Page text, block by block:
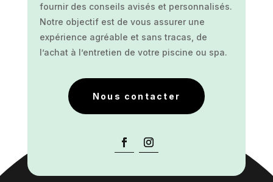
fournir des conseils avisés et personnalisés.
Notre objectif est de vous assurer une
expérience agréable et sans tracas, de
l’achat à l’entretien de votre piscine ou spa.
Nous contacter